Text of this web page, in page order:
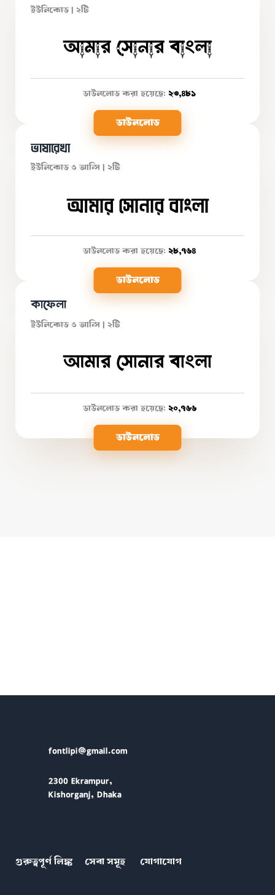
ইউনিকোড | ২টি
আমার সোনার বাংলা
ডাউনলোড করা হয়েছে: ২৩,৪৮১
ডাউনলোড
ভাষারেখা
ইউনিকোড ও আন্সি | ২টি
আমার সোনার বাংলা
ডাউনলোড করা হয়েছে: ২৮,৭৬৪
ডাউনলোড
কাফেলা
ইউনিকোড ও আন্সি | ২টি
আমার সোনার বাংলা
ডাউনলোড করা হয়েছে: ২০,৭৬৬
ডাউনলোড
fontlipi@gmail.com
2300 Ekrampur,
Kishorganj, Dhaka
গুরুত্বপূর্ণ লিঙ্ক সেবা সমূহ যোগাযোগ